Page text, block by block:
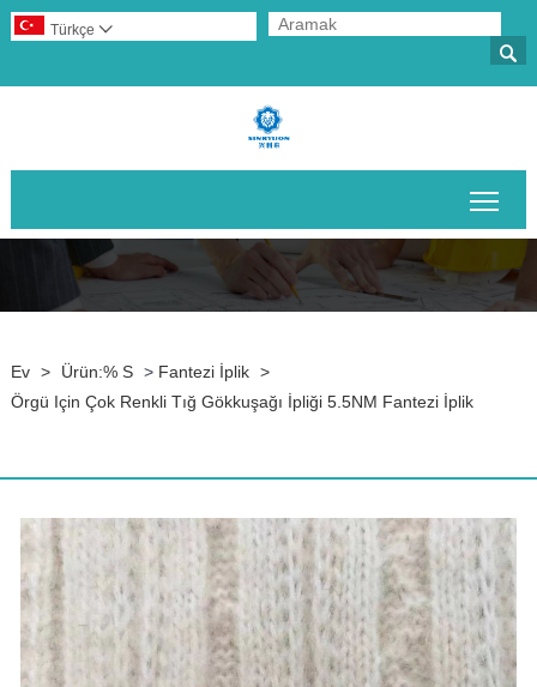

Türkçe 
Ev > Ürün:% S > Fantezi İplik >
Örgü Için Çok Renkli Tığ Gökkuşağı İpliği 5.5NM Fantezi İplik